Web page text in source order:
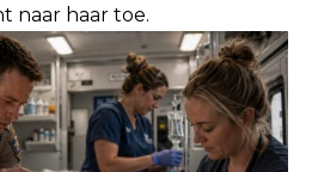
naar haar toe.